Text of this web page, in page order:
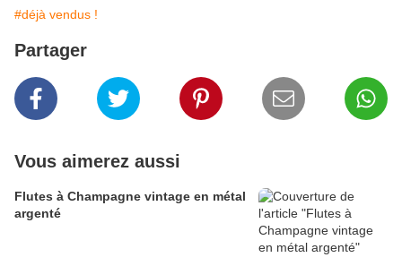
#déjà vendus !
Partager
Vous aimerez aussi
Flutes à Champagne vintage en métal
argenté